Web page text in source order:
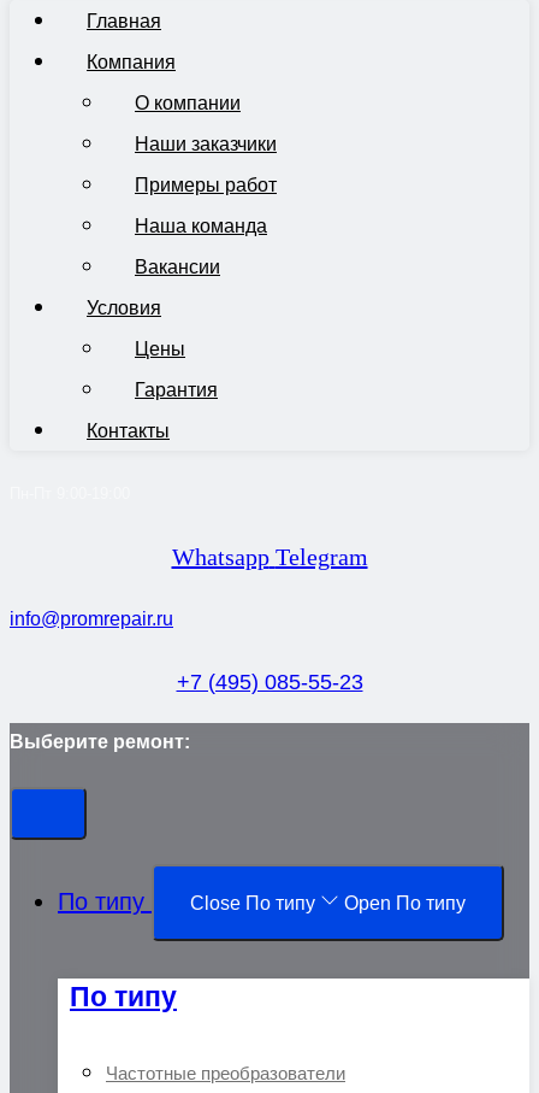
Главная
Компания
О компании
Наши заказчики
Примеры работ
Наша команда
Вакансии
Условия
Цены
Гарантия
Контакты
Whatsapp Telegram
info@promrepair.ru
+7 (495) 085-55-23
Выберите ремонт:
По типу Close По типу Open По типу
По типу
Частотные преобразователи